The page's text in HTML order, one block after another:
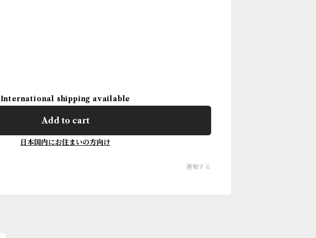
International shipping available
Add to cart
日本国内にお住まいの方向け
通報する